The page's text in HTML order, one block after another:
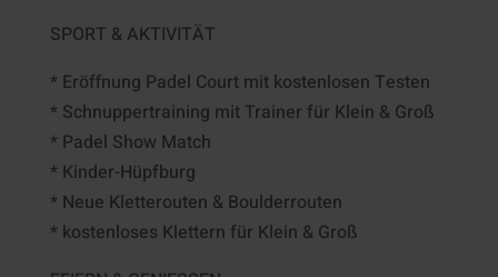
SPORT & AKTIVITÄT
* Eröffnung Padel Court mit kostenlosen Testen
* Schnuppertraining mit Trainer für Klein & Groß
* Padel Show Match
* Kinder-Hüpfburg
* Neue Kletterouten & Boulderrouten
* kostenloses Klettern für Klein & Groß